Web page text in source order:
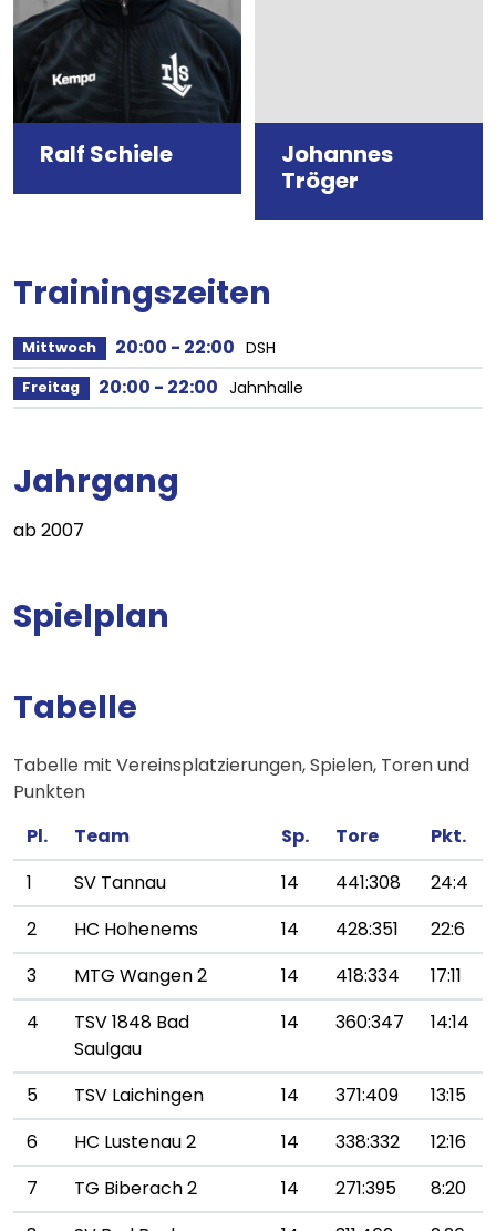
Ralf Schiele
Johannes
Tröger
Trainingszeiten
Mittwoch 20:00 - 22:00 DSH
Freitag 20:00 - 22:00 Jahnhalle
Jahrgang
ab 2007
Spielplan
Tabelle
Tabelle mit Vereinsplatzierungen, Spielen, Toren und
Punkten
Pl.
Team Sp. Tore
Pkt.
1
SV Tannau 14 441:308
24:4
2
HC Hohenems 14 428:351
22:6
3
MTG Wangen 2 14 418:334
17:11
4
TSV 1848 Bad
Saulgau
14 360:347 14:14
5 TSV Laichingen 14 371:409
13:15
6
HC Lustenau 2 14 338:332
12:16
7
TG Biberach 2 14 271:395
8:20